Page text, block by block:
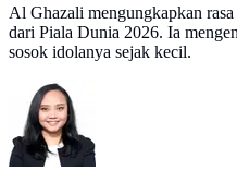
Al Ghazali mengungkapkan
dari Piala Dunia 2026. Ia
sosok idolanya sejak kecil.